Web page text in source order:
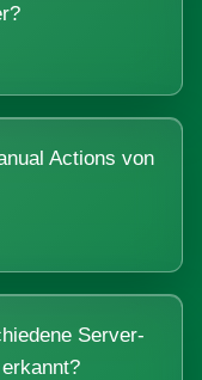
Actions von
Server-